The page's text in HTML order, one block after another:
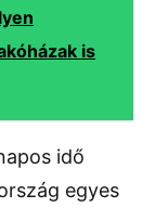
is
idő
egyes